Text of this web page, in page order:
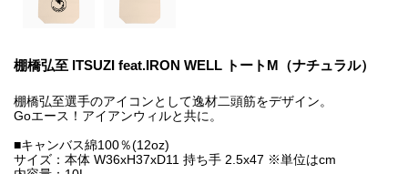
棚橋弘至 ITSUZI feat.IRON WELL トートM（ナチュラル）
棚橋弘至選手のアイコンとして逸材二頭筋をデザイン。
Goエース！アイアンウィルと共に。
■キャンバス綿100％(12oz)
サイズ：本体 W36xH37xD11 持ち手 2.5x47 ※単位はcm